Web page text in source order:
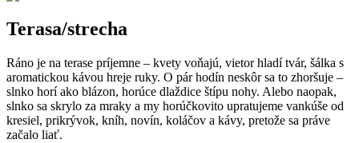
Terasa/strecha
Ráno je na terase príjemne – kvety voňajú, vietor hladí tvár, šálka s
aromatickou kávou hreje ruky. O pár hodín neskôr sa to zhoršuje –
slnko horí ako blázon, horúce dlaždice štípu nohy. Alebo naopak,
slnko sa skrylo za mraky a my horúčkovito upratujeme vankúše od
kresiel, prikrývok, kníh, novín, koláčov a kávy, pretože sa práve
začalo liať.